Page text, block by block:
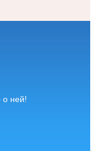
о ней!